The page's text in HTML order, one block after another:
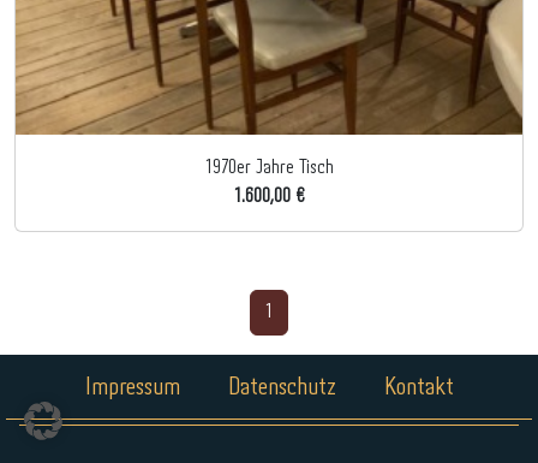
1970er Jahre Tisch
1.600,00 €
Impressum Datenschutz Kontakt